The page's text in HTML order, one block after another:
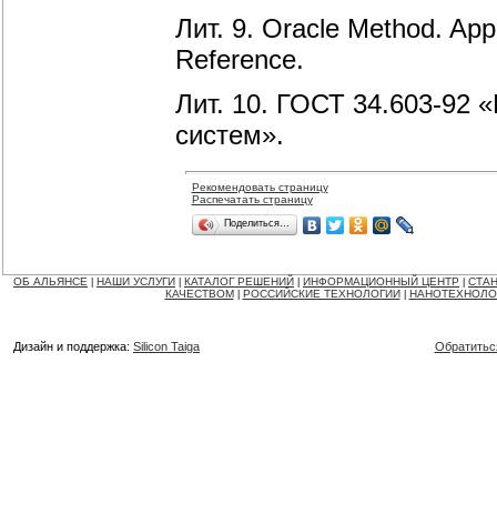
Лит. 9. Oracle Method.
Reference.
Лит. 10. ГОСТ 34.603-92
систем».
Рекомендовать страницу
Распечатать страницу
Поделиться…
ОБ АЛЬЯНСЕ НАШИ УСЛУГИ КАТАЛОГ РЕШЕНИЙ ИНФОРМАЦИОННЫЙ ЦЕНТР
КАЧЕСТВОМ
РОССИЙСКИЕ ТЕХНОЛОГИИ
Дизайн и поддержка: Silicon Taiga